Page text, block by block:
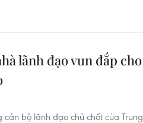
lãnh đạo vun đắp cho
bộ lãnh đạo chủ chốt của Trung